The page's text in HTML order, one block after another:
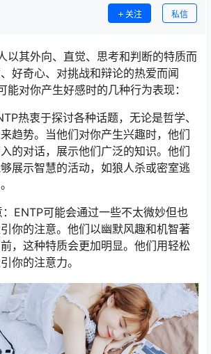
关注 私信
以其外向、直觉、思考和判断的特质而
好奇心、对挑战和辩论的热爱而闻
能对你产生好感时的几种行为表现：
热衷于探讨各种话题，无论是哲学、
趋势。当他们对你产生兴趣时，他们
的对话，展示他们广泛的知识。他们
展示智慧的活动，如狼人杀或密室逃
ENTP可能会通过一些不太微妙但也
你的注意。他们以幽默风趣和机智著
，这种特质会更加明显。他们用轻松
你的注意力。